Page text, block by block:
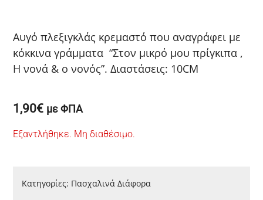
Αυγό πλεξιγκλάς κρεμαστό που αναγράφει με
κόκκινα γράμματα “Στον μικρό μου πρίγκιπα ,
Η νονά & ο νονός”. Διαστάσεις: 10CM
1,90€ με ΦΠΑ
Εξαντλήθηκε. Μη διαθέσιμο.
Κατηγορίες: Πασχαλινά Διάφορα